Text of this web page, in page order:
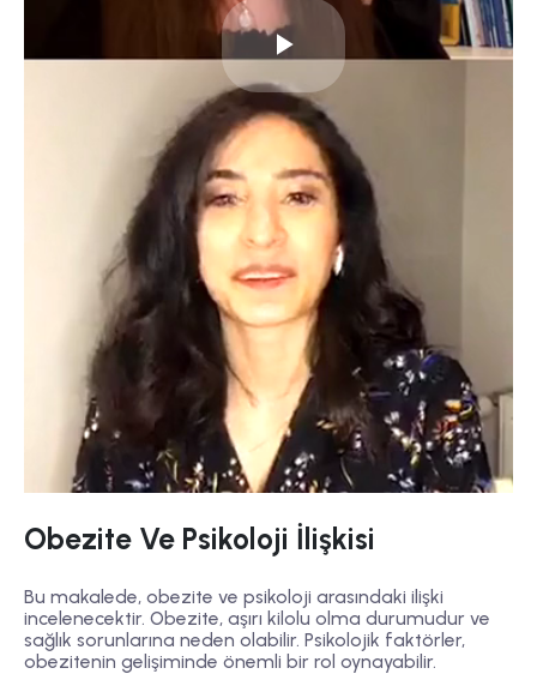
Play
Video
Obezite Ve Psikoloji İlişkisi
Bu makalede, obezite ve psikoloji arasındaki ilişki
incelenecektir. Obezite, aşırı kilolu olma durumudur ve
sağlık sorunlarına neden olabilir. Psikolojik faktörler,
obezitenin gelişiminde önemli bir rol oynayabilir.